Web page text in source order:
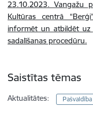
23.10.2023. Vangažu
Kultūras centrā
informēt un atbildēt uz
sadalīšanas procedūru.
Saistītas tēmas
Aktualitātes: Pašvaldība